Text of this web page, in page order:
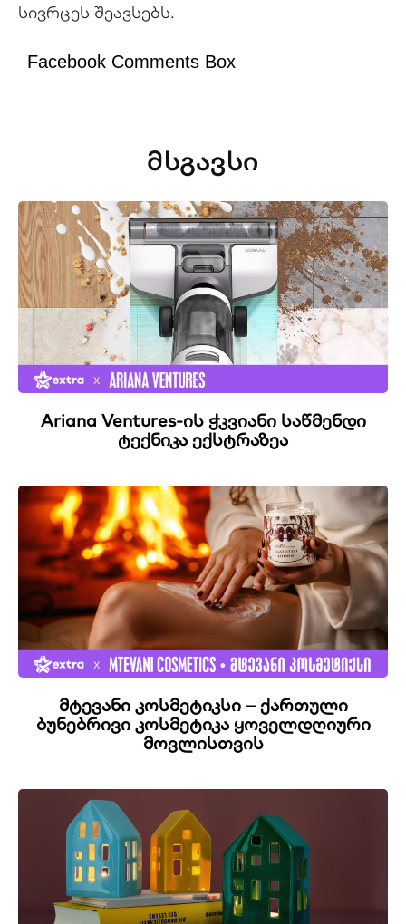
სივრცეს შეავსებს.
Facebook Comments Box
ᲛᲡᲒᲐᲕᲡᲘ
Ariana Ventures-ის ჭკვიანი საწმენდი
ტექნიკა ექსტრაზეა
მტევანი კოსმეტიკსი – ქართული
ბუნებრივი კოსმეტიკა ყოველდღიური
მოვლისთვის